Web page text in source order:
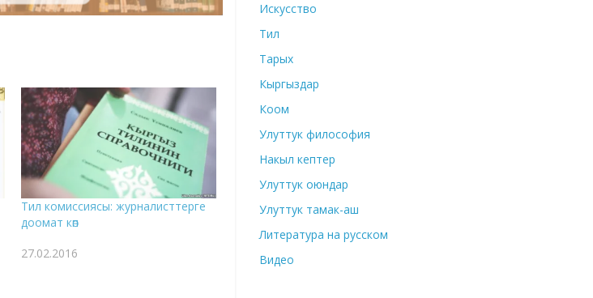
Тил комиссиясы: журналисттерге
доомат көп
27.02.2016
Искусство
Тил
Тарых
Кыргыздар
Коом
Улуттук философия
Накыл кептер
Улуттук оюндар
Улуттук тамак-аш
Литература на русском
Видео